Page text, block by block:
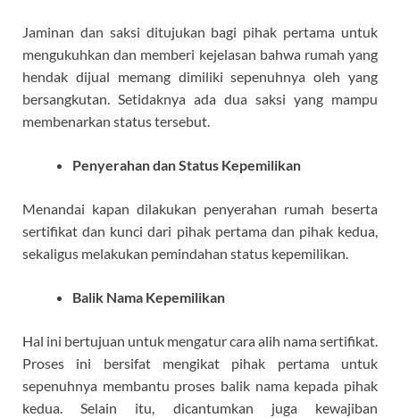
Jaminan dan saksi ditujukan bagi pihak pertama untuk
mengukuhkan dan memberi kejelasan bahwa rumah yang
hendak dijual memang dimiliki sepenuhnya oleh yang
bersangkutan. Setidaknya ada dua saksi yang mampu
membenarkan status tersebut.
Penyerahan dan Status Kepemilikan
Menandai kapan dilakukan penyerahan rumah beserta
sertifikat dan kunci dari pihak pertama dan pihak kedua,
sekaligus melakukan pemindahan status kepemilikan.
Balik Nama Kepemilikan
Hal ini bertujuan untuk mengatur cara alih nama sertifikat.
Proses ini bersifat mengikat pihak pertama untuk
sepenuhnya membantu proses balik nama kepada pihak
kedua. Selain itu, dicantumkan juga kewajiban